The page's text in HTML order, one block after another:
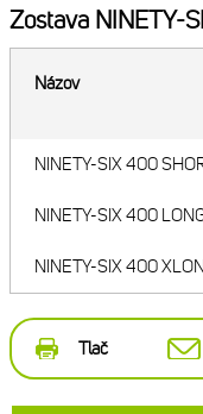
Zostava NINETY-
Názov
NINETY-SIX 400
NINETY-SIX 400
NINETY-SIX 400
Tlač